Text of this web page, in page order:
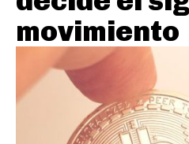
movimiento